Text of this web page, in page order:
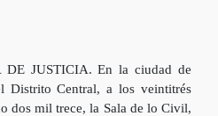
DE JUSTICIA. En la ciudad de
Distrito Central, a los veintitrés
dos mil trece, la Sala de lo Civil,